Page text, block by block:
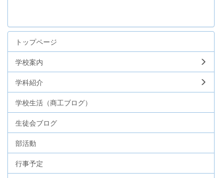
トップページ
学校案内
学科紹介
学校生活（商工ブログ）
生徒会ブログ
部活動
行事予定